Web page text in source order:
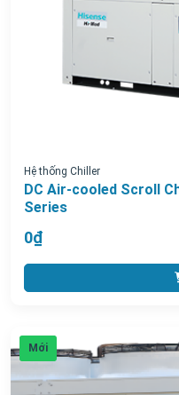
Hệ thống Chiller
DC Air-cooled Scroll
Series
0₫
Mới